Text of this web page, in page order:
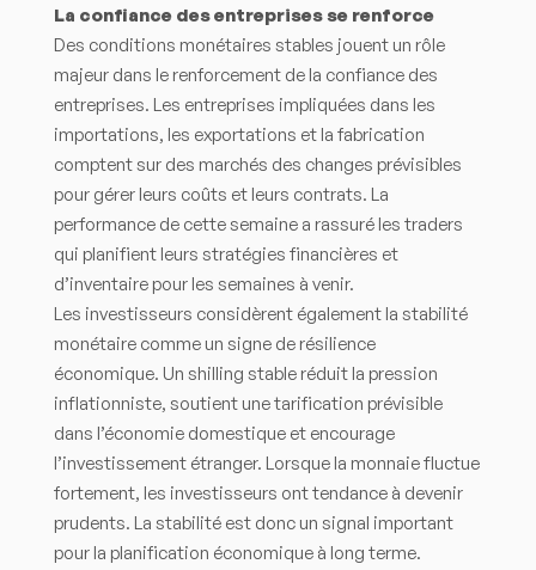
La confiance des entreprises se renforce
Des conditions monétaires stables jouent un rôle
majeur dans le renforcement de la confiance des
entreprises. Les entreprises impliquées dans les
importations, les exportations et la fabrication
comptent sur des marchés des changes prévisibles
pour gérer leurs coûts et leurs contrats. La
performance de cette semaine a rassuré les traders
qui planifient leurs stratégies financières et
d’inventaire pour les semaines à venir.
Les investisseurs considèrent également la stabilité
monétaire comme un signe de résilience
économique. Un shilling stable réduit la pression
inflationniste, soutient une tarification prévisible
dans l’économie domestique et encourage
l’investissement étranger. Lorsque la monnaie fluctue
fortement, les investisseurs ont tendance à devenir
prudents. La stabilité est donc un signal important
pour la planification économique à long terme.